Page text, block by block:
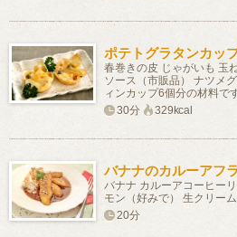
ポテトグラタンカッ
春巻きの皮 じゃがいも 玉
ソース（市販品） ナツメ
ィンカップ6個分の材料です
30分
329kcal
バナナのカルーアフ
バナナ カルーアコーヒー
モン（好みで） 生クリー
20分